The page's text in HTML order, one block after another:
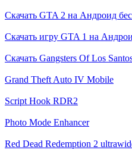
Скачать GTA 2 на Андроид
Скачать игру GTA 1 на
Скачать Gangsters Of Los
Grand Theft Auto IV Mobile
Script Hook RDR2
Photo Mode Enhancer
Red Dead Redemption 2